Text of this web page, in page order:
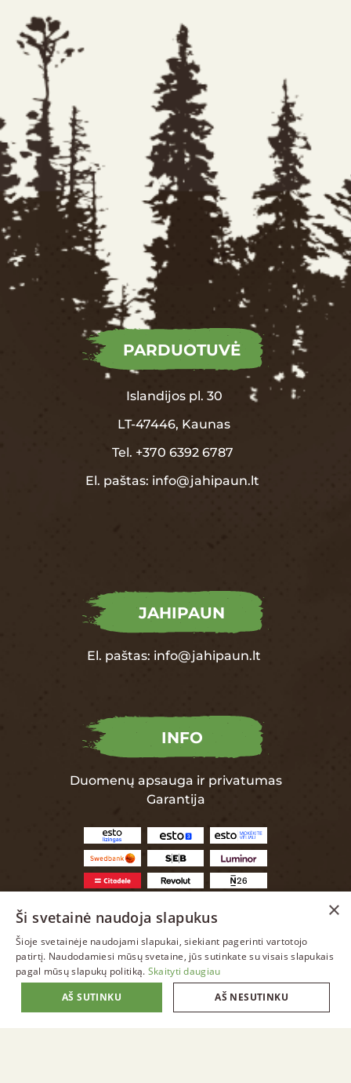
PARDUOTUVĖ
Islandijos pl. 30
LT-47446, Kaunas
Tel. +370 6392 6787
El. paštas: info@jahipaun.lt
JAHIPAUN
El. paštas: info@jahipaun.lt
INFO
Duomenų apsauga ir privatumas
Garantija
LITHUANIAN
×
Ši svetainė naudoja slapukus
Šioje svetainėje naudojami slapukai, siekiant pagerinti vartotojo
patirtį. Naudodamiesi mūsų svetaine, jūs sutinkate su visais slapukais
pagal mūsų slapukų politiką. Skaityti daugiau
AŠ SUTINKU
AŠ NESUTINKU